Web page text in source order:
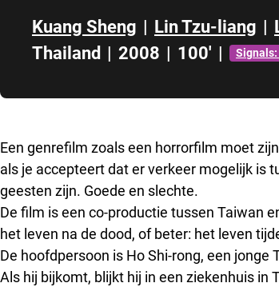
Kuang Sheng | Lin Tzu-liang |
Thailand | 2008 | 100' | Signals:
Een genrefilm zoals een horrorfilm moet
als je accepteert dat er verkeer mogelijk is
geesten zijn. Goede en slechte.
De film is een co-productie tussen Taiwan
het leven na de dood, of beter: het leven
De hoofdpersoon is Ho Shi-rong, een
Als hij bijkomt, blijkt hij in een ziekenhuis in